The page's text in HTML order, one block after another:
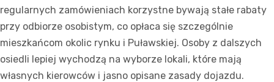
regularnych zamówieniach korzystne bywają stałe rabaty
przy odbiorze osobistym, co opłaca się szczególnie
mieszkańcom okolic rynku i Puławskiej. Osoby z dalszych
osiedli lepiej wychodzą na wyborze lokali, które mają
własnych kierowców i jasno opisane zasady dojazdu.